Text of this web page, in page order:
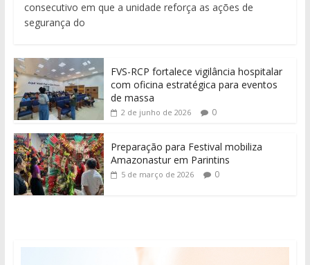
consecutivo em que a unidade reforça as ações de
segurança do
FVS-RCP fortalece vigilância hospitalar
com oficina estratégica para eventos
de massa
2 de junho de 2026 0
Preparação para Festival mobiliza
Amazonastur em Parintins
5 de março de 2026 0